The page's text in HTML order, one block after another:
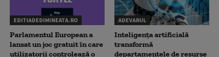
EDITIADEDIMINEATA.RO
Parlamentul European a
lansat un joc gratuit în care
utilizatorii controlează o
ADEVARUL
Inteligența artificială
transformă
departamentele de resurse